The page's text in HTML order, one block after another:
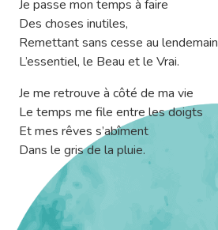
Je passe mon temps à faire
Des choses inutiles,
Remettant sans cesse au lendemain
L’essentiel, le Beau et le Vrai.
Je me retrouve à côté de ma vie
Le temps me file entre les doigts
Et mes rêves s’abîment
Dans le gris de la pluie.